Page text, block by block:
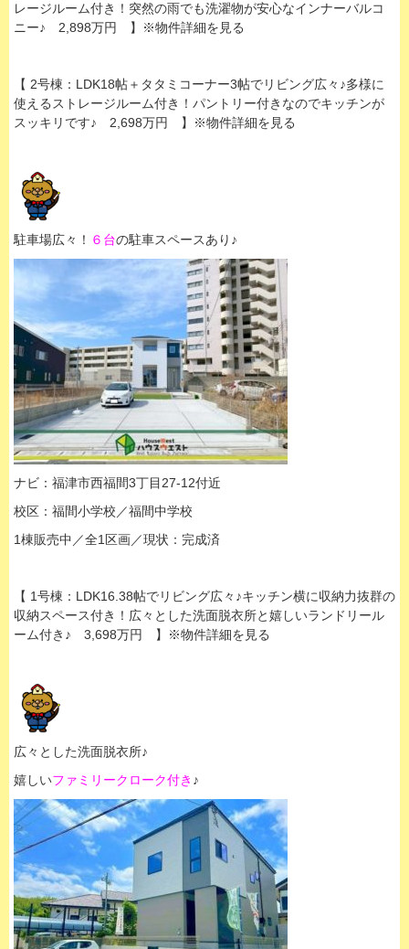
レージルーム付き！突然の雨でも洗濯物が安心なインナーバルコ
ニー♪ 2,898万円 】※物件詳細を見る
【 2号棟：LDK18帖＋タタミコーナー3帖でリビング広々♪多様に
使えるストレージルーム付き！パントリー付きなのでキッチンが
スッキリです♪ 2,698万円 】※物件詳細を見る
駐車場広々！ ６台の駐車スペースあり♪
ナビ：福津市西福間3丁目27-12付近
校区：福間小学校／福間中学校
1棟販売中／全1区画／現状：完成済
【 1号棟：LDK16.38帖でリビング広々♪キッチン横に収納力抜群の
収納スペース付き！広々とした洗面脱衣所と嬉しいランドリール
ーム付き♪ 3,698万円 】※物件詳細を見る
広々とした洗面脱衣所♪
嬉しいファミリークローク付き ♪